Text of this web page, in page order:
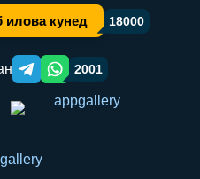
илова кунед 18000
Telegram orqali ulashish
WhatsApp orqali ulashish
2001